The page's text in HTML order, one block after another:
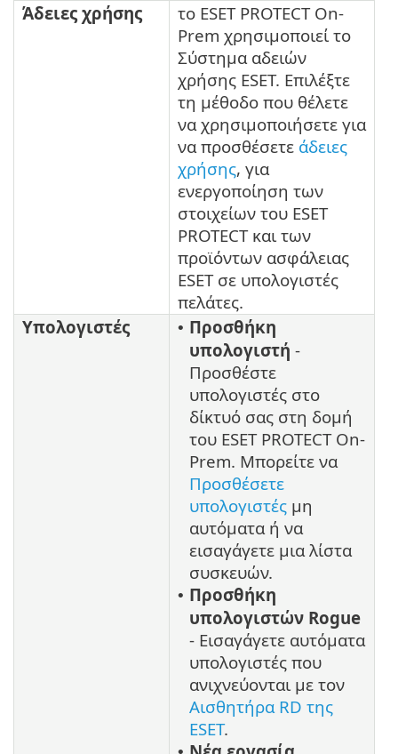
Άδειες χρήσης
το ESET PROTECT On-
Prem χρησιμοποιεί το
Σύστημα αδειών
χρήσης ESET. Επιλέξτε
τη μέθοδο που θέλετε
να χρησιμοποιήσετε για
να προσθέσετε άδειες
χρήσης, για
ενεργοποίηση των
στοιχείων του ESET
PROTECT και των
προϊόντων ασφάλειας
ESET σε υπολογιστές
πελάτες.
Υπολογιστές
• Προσθήκη
υπολογιστή -
Προσθέστε
υπολογιστές στο
δίκτυό σας στη δομή
του ESET PROTECT On-
Prem. Μπορείτε να
Προσθέσετε
υπολογιστές μη
αυτόματα ή να
εισαγάγετε μια λίστα
συσκευών.
• Προσθήκη
υπολογιστών Rogue
- Εισαγάγετε αυτόματα
υπολογιστές που
ανιχνεύονται με τον
Αισθητήρα RD της
ESET.